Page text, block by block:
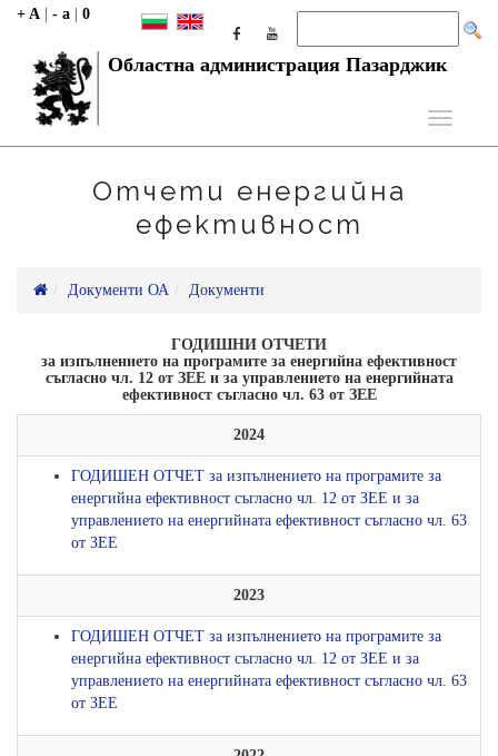
+ A - a 0
Областна администрация Пазарджик
Toggle
Отчети енергийна
ефективност
Документи ОА Документи
ГОДИШНИ ОТЧЕТИ
за изпълнението на програмите за енергийна ефективност
съгласно чл. 12 от ЗЕЕ и за управлението на енергийната
ефективност съгласно чл. 63 от ЗЕЕ
2024
ГОДИШЕН ОТЧЕТ за изпълнението на програмите за
енергийна ефективност съгласно чл. 12 от ЗЕЕ и за
управлението на енергийната ефективност съгласно чл. 63
от ЗЕЕ
2023
ГОДИШЕН ОТЧЕТ за изпълнението на програмите за
енергийна ефективност съгласно чл. 12 от ЗЕЕ и за
управлението на енергийната ефективност съгласно чл. 63
от ЗЕЕ